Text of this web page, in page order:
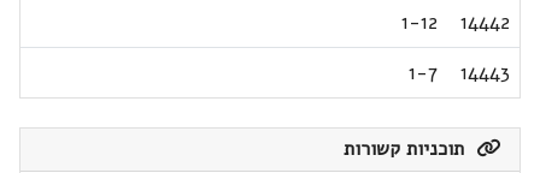
14442
1-12
14443
1-7
תוכניות קשורות